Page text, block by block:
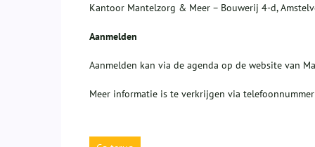
Kantoor Mantelzorg & Meer – Bouwerij 4-d,
Aanmelden
Aanmelden kan via de agenda op de website van
Meer informatie is te verkrijgen via